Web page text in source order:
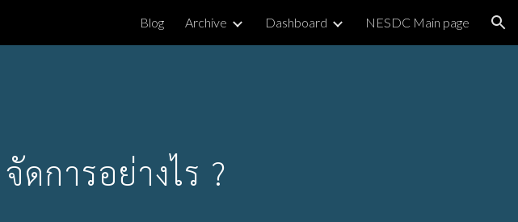
Skip to navigation
Blog Archive Dashboard NESDC Main page
ดการอย่างไร ?